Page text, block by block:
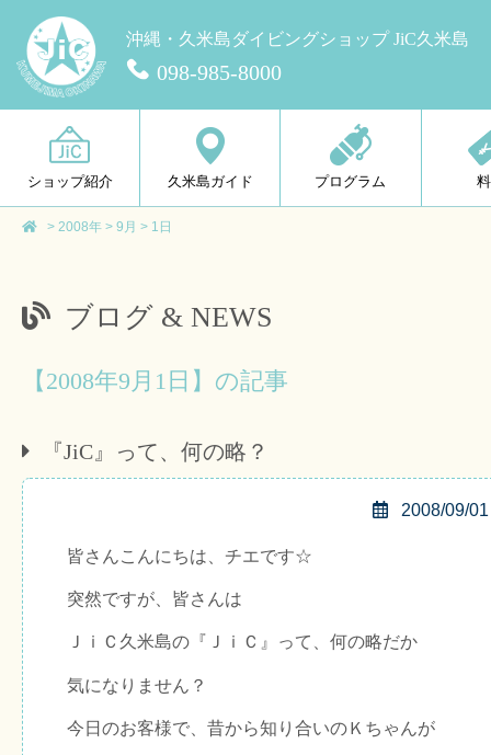
沖縄・久米島ダイビングショップ JiC久米島
098-985-8000
ショップ紹介 久米島ガイド プログラム
> 2008年 > 9月 > 1日
ブログ & NEWS
【2008年9月1日】の記事
『JiC』って、何の略？
2008/09/01
皆さんこんにちは、チエです☆
突然ですが、皆さんは
ＪｉＣ久米島の『ＪｉＣ』って、何の略だか
気になりません？
今日のお客様で、昔から知り合いのＫちゃんが